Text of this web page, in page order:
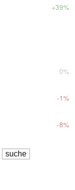
+39%
0%
-1%
-8%